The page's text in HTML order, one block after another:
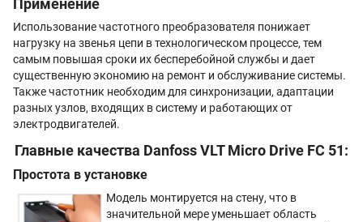
Применение
Использование частотного преобразователя понижает
нагрузку на звенья цепи в технологическом процессе, тем
самым повышая сроки их бесперебойной службы и дает
существенную экономию на ремонт и обслуживание системы.
Также частотник необходим для синхронизации, адаптации
разных узлов, входящих в систему и работающих от
электродвигателей.
Главные качества Danfoss VLT Micro Drive FC 51:
Простота в установке
Модель монтируется на стену, что в
значительной мере уменьшает область